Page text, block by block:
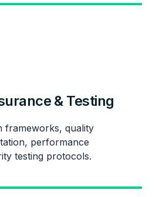
& Testing
frameworks, quality
performance
testing protocols.